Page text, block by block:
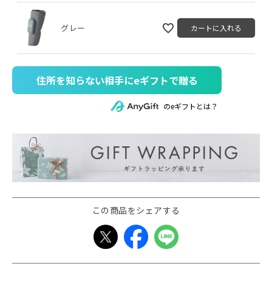
グレー カートに入れる
住所を知らない相手にeギフトで贈る
のeギフトとは？
この商品をシェアする